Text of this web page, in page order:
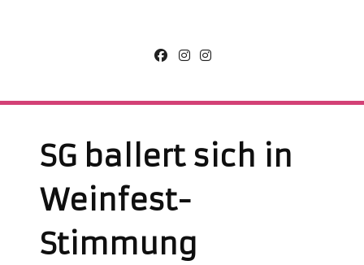
SG ballert sich in
Weinfest-
Stimmung